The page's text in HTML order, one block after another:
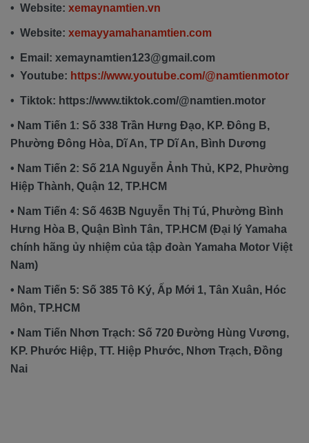
• Website: xemaynamtien.vn
• Website: xemayyamahanamtien.com
• Email: xemaynamtien123@gmail.com
• Youtube: https://www.youtube.com/@namtienmotor
• Tiktok: https://www.tiktok.com/@namtien.motor
• Nam Tiến 1: Số 338 Trần Hưng Đạo, KP. Đông B,
Phường Đông Hòa, Dĩ An, TP Dĩ An, Bình Dương
• Nam Tiến 2: Số 21A Nguyễn Ảnh Thủ, KP2, Phường
Hiệp Thành, Quận 12, TP.HCM
• Nam Tiến 4: Số 463B Nguyễn Thị Tú, Phường Bình
Hưng Hòa B, Quận Bình Tân, TP.HCM (Đại lý Yamaha
chính hãng ủy nhiệm của tập đoàn Yamaha Motor Việt
Nam)
• Nam Tiến 5: Số 385 Tô Ký, Ấp Mới 1, Tân Xuân, Hóc
Môn, TP.HCM
• Nam Tiến Nhơn Trạch: Số 720 Đường Hùng Vương,
KP. Phước Hiệp, TT. Hiệp Phước, Nhơn Trạch, Đồng
Nai